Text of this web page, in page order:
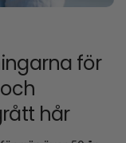
för
hår